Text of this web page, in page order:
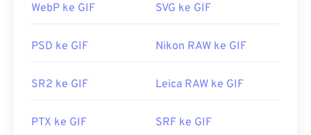
yang memberikannya keunggulan tersendiri
Selain itu, GIF dapat dibuka di perangkat seluler
membuatnya lebih populer daripada Adobe Flash
GIF dapat dibuka dengan mudah di hampir semua
WebP ke GIF SVG ke GIF
PSD ke GIF Nikon RAW ke GIF
SR2 ke GIF Leica RAW ke GIF
PTX ke GIF SRF ke GIF